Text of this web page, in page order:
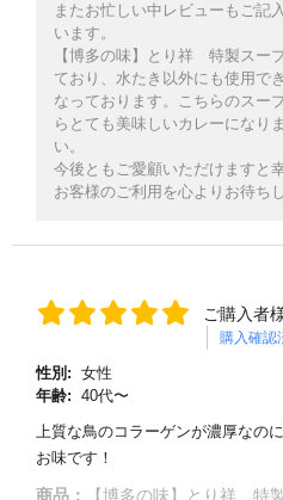
またお忙しい中レビューもご記
います。
【博多の味】とり祥 特製スー
ており、水たき以外にも使用で
なっております。こちらのスー
らとても美味しいカレーになり
い。
今後ともご愛顧いただけますと
お客様のご利用を心よりお待ち
ご購入者
購入確認
性別: 女性
年齢: 40代〜
上質な鳥のコラーゲンが濃厚なの
お味です！
商品： 【博多の味】とり祥 特